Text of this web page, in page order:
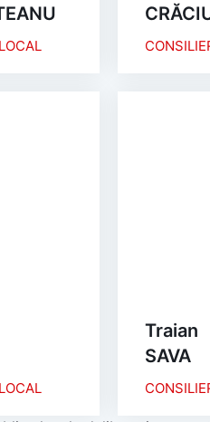
Traian
SAVA